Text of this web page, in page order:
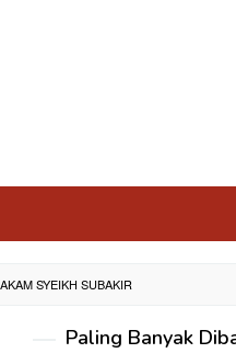
SYEIKH SUBAKIR
Paling Banyak